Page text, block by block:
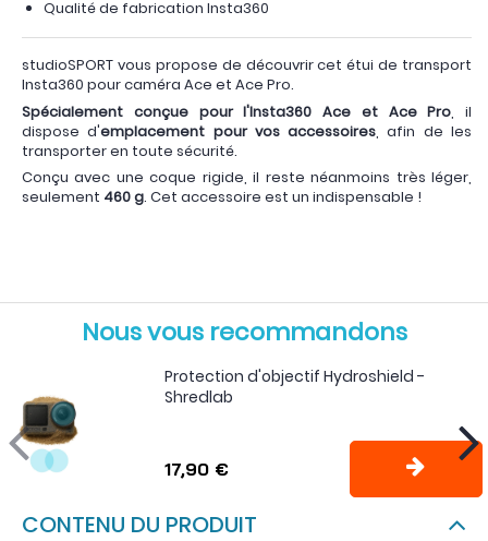
Qualité de fabrication Insta360
studioSPORT vous propose de découvrir cet étui de transport
Insta360 pour caméra Ace et Ace Pro.
Spécialement conçue pour l'Insta360 Ace et Ace Pro , il
dispose d'emplacement pour vos accessoires , afin de les
transporter en toute sécurité.
Conçu avec une coque rigide, il reste néanmoins très léger,
seulement 460 g. Cet accessoire est un indispensable !
Nous vous recommandons
Protection d'objectif Hydroshield -
Shredlab
17,90 €
CONTENU DU PRODUIT